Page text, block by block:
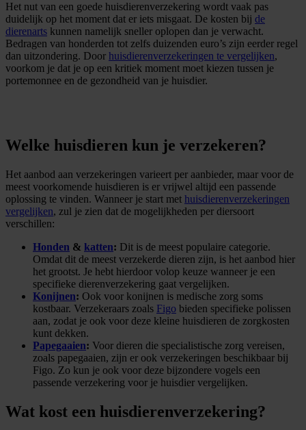
Het nut van een goede huisdierenverzekering wordt vaak pas
duidelijk op het moment dat er iets misgaat. De kosten bij de
dierenarts kunnen namelijk sneller oplopen dan je verwacht.
Bedragen van honderden tot zelfs duizenden euro’s zijn eerder regel
dan uitzondering. Door huisdierenverzekeringen te vergelijken,
voorkom je dat je op een kritiek moment moet kiezen tussen je
portemonnee en de gezondheid van je huisdier.
Welke huisdieren kun je verzekeren?
Het aanbod aan verzekeringen varieert per aanbieder, maar voor de
meest voorkomende huisdieren is er vrijwel altijd een passende
oplossing te vinden. Wanneer je start met huisdierenverzekeringen
vergelijken, zul je zien dat de mogelijkheden per diersoort
verschillen:
Honden & katten: Dit is de meest populaire categorie.
Omdat dit de meest verzekerde dieren zijn, is het aanbod hier
het grootst. Je hebt hierdoor volop keuze wanneer je een
specifieke dierenverzekering gaat vergelijken.
Konijnen: Ook voor konijnen is medische zorg soms
kostbaar. Verzekeraars zoals Figo bieden specifieke polissen
aan, zodat je ook voor deze kleine huisdieren de zorgkosten
kunt dekken.
Papegaaien: Voor dieren die specialistische zorg vereisen,
zoals papegaaien, zijn er ook verzekeringen beschikbaar bij
Figo. Zo kun je ook voor deze bijzondere vogels een
passende verzekering voor je huisdier vergelijken.
Wat kost een huisdierenverzekering?